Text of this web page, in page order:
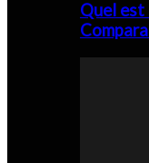
Quel est